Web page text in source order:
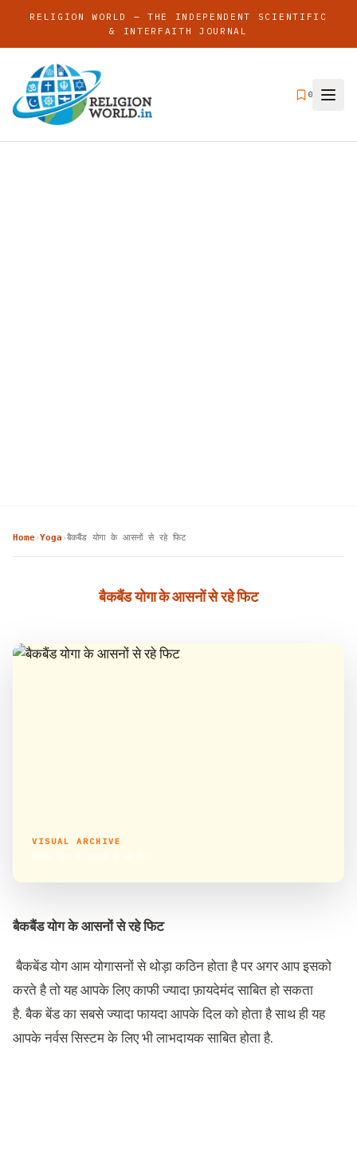
RELIGION WORLD — THE INDEPENDENT SCIENTIFIC
& INTERFAITH JOURNAL
0
Home›Yoga ›बैकबैंड योगा के आसनों से रहे फिट
बैकबैंड योगा के आसनों से रहे फिट
VISUAL ARCHIVE
बैकबैंड योग के आसनों सेरहे फिट
बैकबेंड योग आम योगासनों से थोड़ा कठिन होता है पर अगर आप इसको
करते है तो यह आपके लिए काफी ज्यादा फ़ायदेमंद साबित हो सकता
है. बैक बेंड का सबसे ज्यादा फायदा आपके दिल को होता है साथ ही यह
आपके नर्वस सिस्टम के लिए भी लाभदायक साबित होता है.